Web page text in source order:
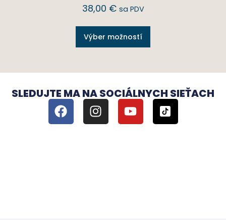
38,00 € sa PDV
Výber možností
SLEDUJTE MA NA SOCIÁLNYCH SIEŤACH